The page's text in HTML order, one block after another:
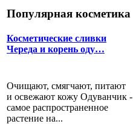
Популярная косметика
Косметические сливки
Череда и корень оду…
Очищают, смягчают, питают
и освежают кожу Одуванчик -
самое распространенное
растение на...